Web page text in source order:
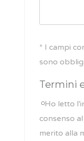
* I campi
sono
Termini
Ho letto
consenso
merito alla